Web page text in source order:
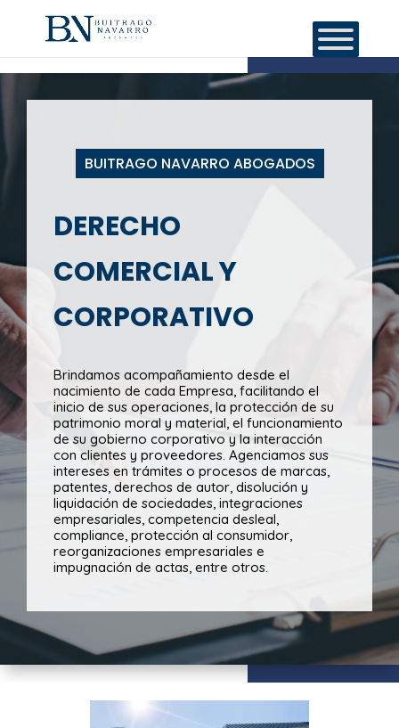
BUITRAGO NAVARRO ABOGADOS
DERECHO
COMERCIAL Y
CORPORATIVO
Brindamos acompañamiento desde el
nacimiento de cada Empresa, facilitando el
inicio de sus operaciones, la protección de su
patrimonio moral y material, el funcionamiento
de su gobierno corporativo y la interacción
con clientes y proveedores. Agenciamos sus
intereses en trámites o procesos de marcas,
patentes, derechos de autor, disolución y
liquidación de sociedades, integraciones
empresariales, competencia desleal,
compliance, protección al consumidor,
reorganizaciones empresariales e
impugnación de actas, entre otros.